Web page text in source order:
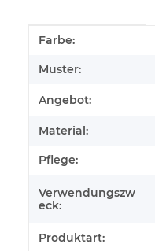
Produkteigenschaft
Wert
Farbe:
Muster:
Angebot:
Material:
Pflege:
Verwendungszw
eck:
Produktart: